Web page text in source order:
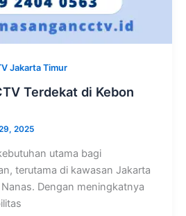
Jakarta Timur
Terdekat di Kebon
2025
utama bagi
terutama di kawasan Jakarta
Dengan meningkatnya